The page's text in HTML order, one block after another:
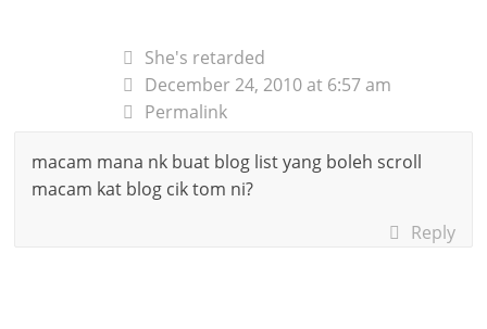
She's retarded
December 24, 2010 at 6:57 am
Permalink
macam mana nk buat blog list yang boleh scroll
macam kat blog cik tom ni?
Reply